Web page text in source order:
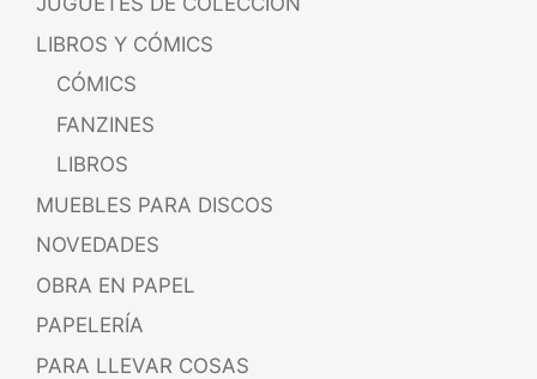
LIBROS Y CÓMICS
CÓMICS
FANZINES
LIBROS
MUEBLES PARA DISCOS
NOVEDADES
OBRA EN PAPEL
PAPELERÍA
PARA LLEVAR COSAS